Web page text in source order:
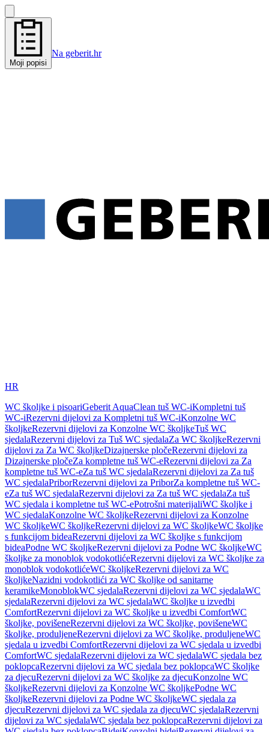
Moji popisi
Na geberit.hr
HR
WC školjke i pisoariGeberit AquaClean tuš WC-iKompletni tuš
WC-iRezervni dijelovi za Kompletni tuš WC-iKonzolne WC
školjkeRezervni dijelovi za Konzolne WC školjkeTuš WC
sjedalaRezervni dijelovi za Tuš WC sjedalaZa WC školjkeRezervni
dijelovi za Za WC školjkeDizajnerske pločeRezervni dijelovi za
Dizajnerske pločeZa kompletne tuš WC-eRezervni dijelovi za Za
kompletne tuš WC-eZa tuš WC sjedalaRezervni dijelovi za Za tuš
WC sjedalaPriborRezervni dijelovi za PriborZa kompletne tuš WC-
eZa tuš WC sjedalaRezervni dijelovi za Za tuš WC sjedalaZa tuš
WC sjedala i kompletne tuš WC-ePotrošni materijaliWC školjke i
WC sjedalaKonzolne WC školjkeRezervni dijelovi za Konzolne
WC školjkeWC školjkeRezervni dijelovi za WC školjkeWC školjke
s funkcijom bideaRezervni dijelovi za WC školjke s funkcijom
bideaPodne WC školjkeRezervni dijelovi za Podne WC školjkeWC
školjke za monoblok vodokotlićeRezervni dijelovi za WC školjke za
monoblok vodokotlićeWC školjkeRezervni dijelovi za WC
školjkeNazidni vodokotlići za WC školjke od sanitarne
keramikeMonoblokWC sjedalaRezervni dijelovi za WC sjedalaWC
sjedalaRezervni dijelovi za WC sjedalaWC školjke u izvedbi
ComfortRezervni dijelovi za WC školjke u izvedbi ComfortWC
školjke, povišeneRezervni dijelovi za WC školjke, povišeneWC
školjke, produljeneRezervni dijelovi za WC školjke, produljeneWC
sjedala u izvedbi ComfortRezervni dijelovi za WC sjedala u izvedbi
ComfortWC sjedalaRezervni dijelovi za WC sjedalaWC sjedala bez
poklopcaRezervni dijelovi za WC sjedala bez poklopcaWC školjke
za djecuRezervni dijelovi za WC školjke za djecuKonzolne WC
školjkeRezervni dijelovi za Konzolne WC školjkePodne WC
školjkeRezervni dijelovi za Podne WC školjkeWC sjedala za
djecuRezervni dijelovi za WC sjedala za djecuWC sjedalaRezervni
dijelovi za WC sjedalaWC sjedala bez poklopcaRezervni dijelovi za